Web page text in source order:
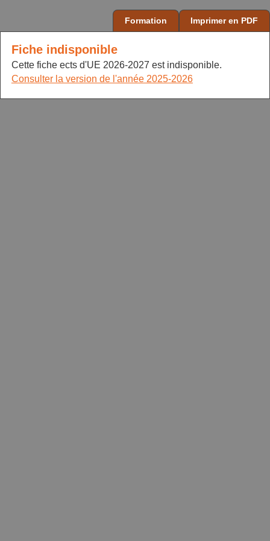
Formation Imprimer en PDF
Fiche indisponible
Cette fiche ects d'UE 2026-2027 est indisponible.
Consulter la version de l'année 2025-2026